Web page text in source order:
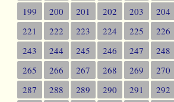
199
200 201 202 203 204
221
222 223 224 225 226
243
244 245 246 247 248
265
266 267 268 269 270
287
288 289 290 291 292